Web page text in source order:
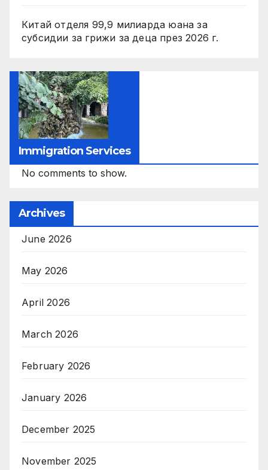
Китай отделя 99,9 милиарда юана за
субсидии за грижи за деца през 2026 г.
Immigration Services
No comments to show.
Archives
June 2026
May 2026
April 2026
March 2026
February 2026
January 2026
December 2025
November 2025